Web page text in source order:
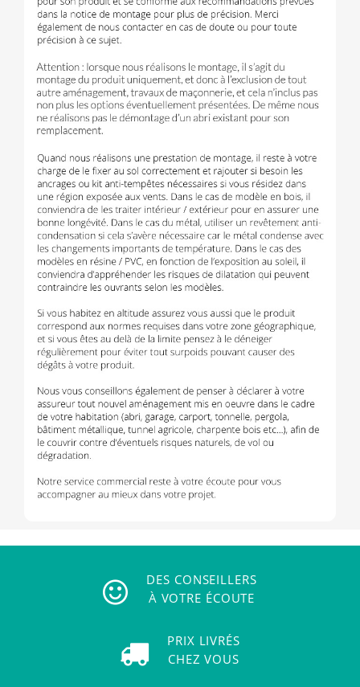
DES CONSEILLERS
À VOTRE ÉCOUTE
PRIX LIVRÉS
CHEZ VOUS